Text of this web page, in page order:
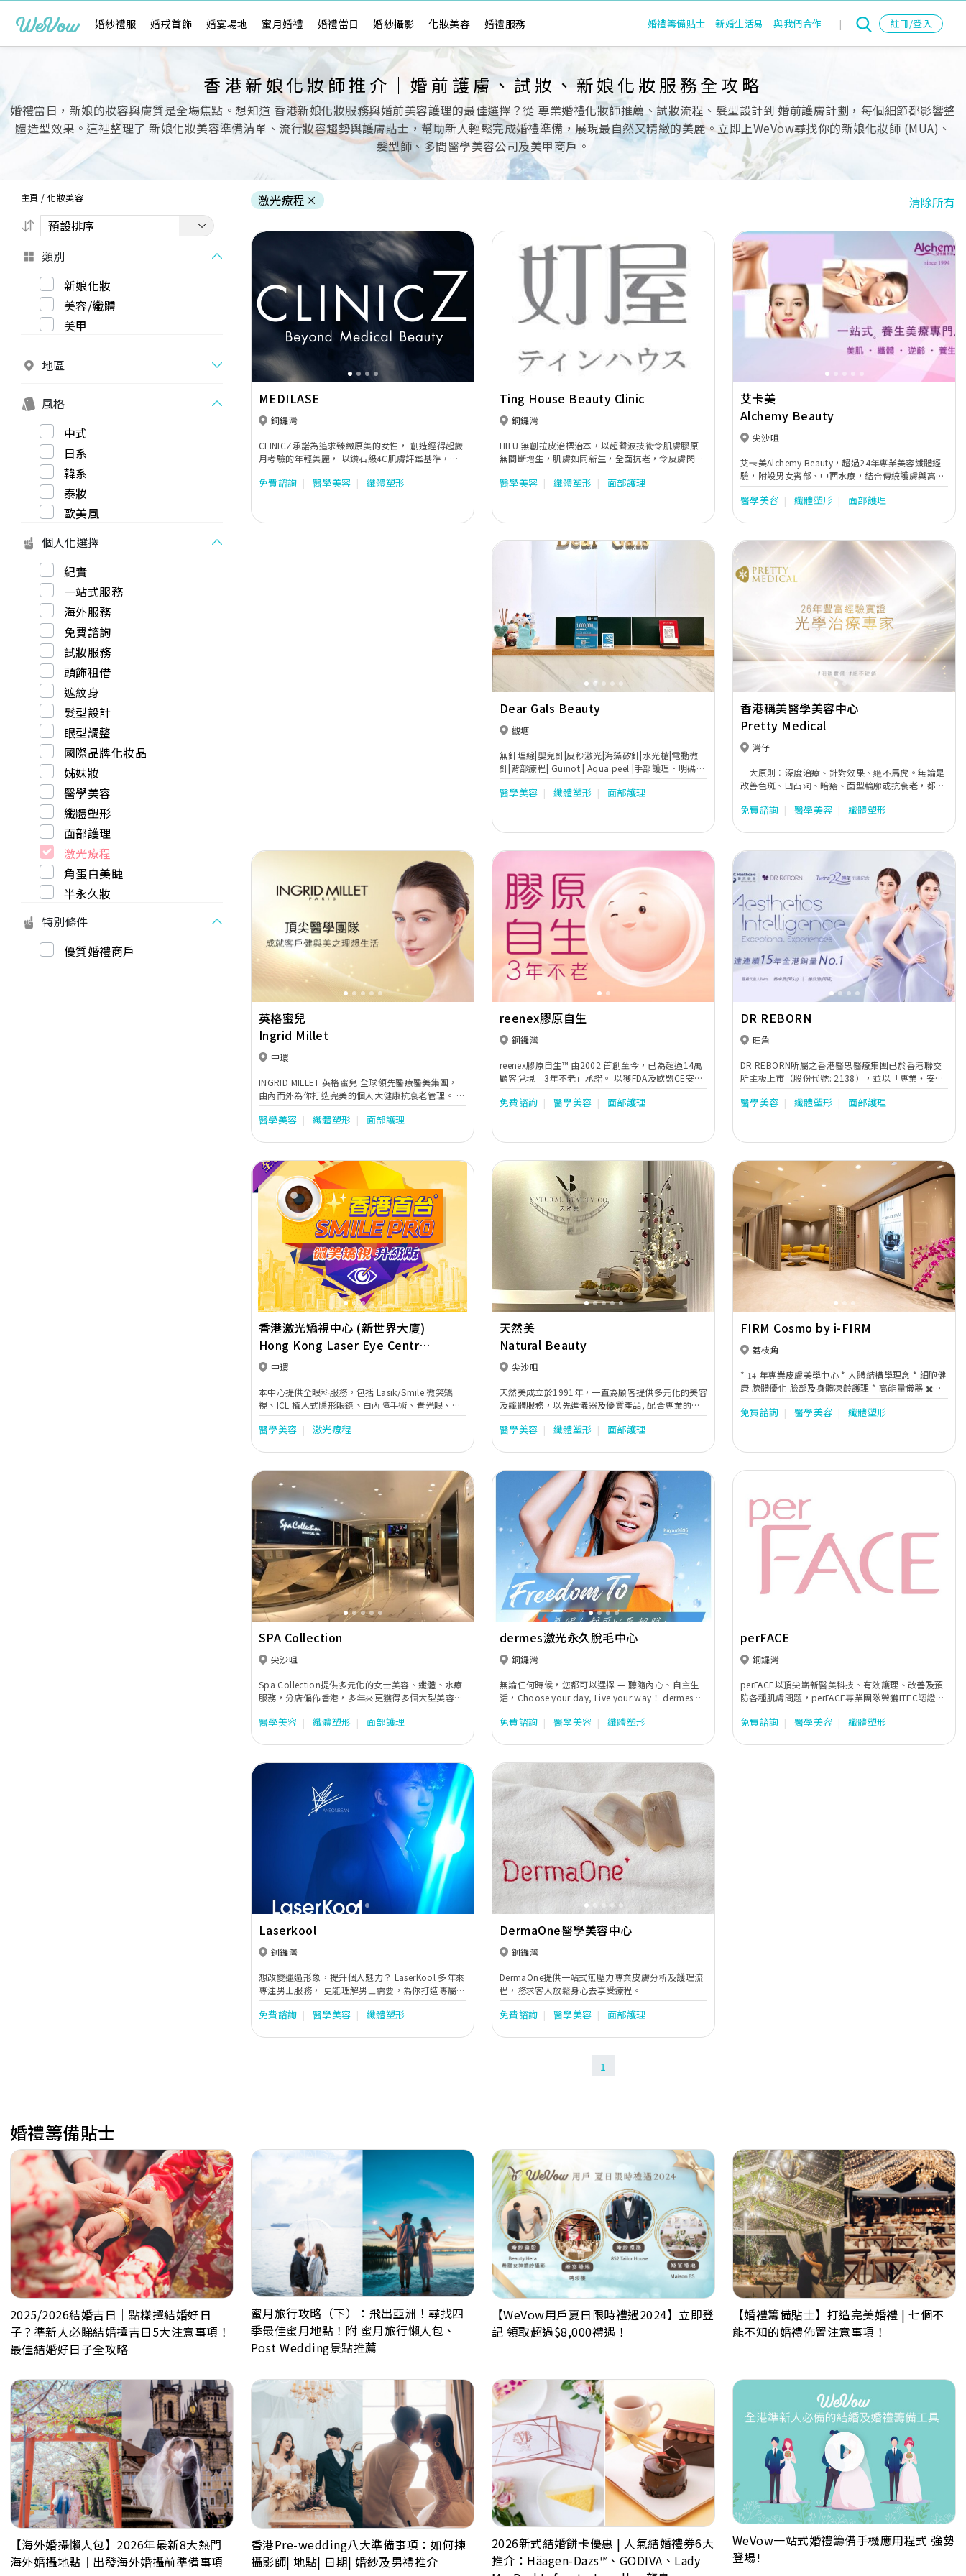
婚紗禮服 婚戒首飾 婚宴場地 蜜月婚禮 婚禮當日 婚紗攝影 化妝美容 婚禮服務 婚禮籌備貼士 新婚生活易 與我們合作 | 註冊/登入
香港新娘化妝師推介｜婚前護膚、試妝、新娘化妝服務全攻略
婚禮當日，新娘的妝容與膚質是全場焦點。想知道 香港新娘化妝服務與婚前美容護理的最佳選擇？從 專業婚禮化妝師推薦、試妝流程、髮型設計到 婚前護膚計劃，每個細節都影響整
體造型效果。這裡整理了 新娘化妝美容準備清單、流行妝容趨勢與護膚貼士，幫助新人輕鬆完成婚禮準備，展現最自然又精緻的美麗。立即上WeVow尋找你的新娘化妝師 (MUA)、
髮型師、多間醫學美容公司及美甲商戶。
主頁 /化妝美容
類別
新娘化妝
美容/纖體
美甲
地區
風格
中式
日系
韓系
泰妝
歐美風
個人化選擇
紀實
一站式服務
海外服務
免費諮詢
試妝服務
頭飾租借
遮紋身
髮型設計
眼型調整
國際品牌化妝品
姊妹妝
醫學美容
纖體塑形
面部護理
激光療程
角蛋白美睫
半永久妝
特別條件
優質婚禮商戶
激光療程 × 清除所有
Previous Next
MEDILASE
銅鑼灣
CLINICZ承諾為追求臻緻原美的女性， 創造經得起歲
月考驗的年輕美麗， 以鑽石級4C肌膚評鑑基準，重
新定義肌膚年輕， 讓女性閃耀自身光芒，造就與眾不
同。 皇牌水原共生療程以獨有科技，賦活肌膚再生力
界最高標準，承諾安全高效！
免費諮詢 醫學美容 纖體塑形
Previous
Ting House Beauty Clinic
銅鑼灣
HIFU 無創拉皮治標治本，以超聲波技術令肌膚膠原
無間斷增生，肌膚如同新生，全面抗老，令皮膚閃亮
動人，光彩奪目。
醫學美容 纖體塑形 面部護理
Previous Next
艾卡美
Alchemy Beauty
尖沙咀
艾卡美Alchemy Beauty，超過24年專業美容纖體經
驗，附設男女賓部、中西水療，結合傳統護膚與高科
技儀器的健康美療，提供一站式健康、美容、纖體、
養生、美甲等服務，為您締造永恆的美!
醫學美容 纖體塑形 面部護理
Previous Next
Dear Gals Beauty
觀塘
無針埋線|嬰兒針|皮秒激光|海藻矽針|水光槍|電動微
針|背部療程| Guinot | Aqua peel |手部護理．明碼實
價 接受單次消費 絕不硬銷
醫學美容 纖體塑形 面部護理
Previous Next
香港稱美醫學美容中心
Pretty Medical
灣仔
三大原則︰深度治療、針對效果、絶不馬虎。無論是
改善色斑、凹凸洞、暗瘡、面型輪廓或抗衰老，都堅
持一絲不苟的貼心治療，成為真正的醫美專家。
免費諮詢 醫學美容 纖體塑形
Previous Next
英格蜜兒
Ingrid Millet
中環
INGRID MILLET 英格蜜兒 全球領先醫療醫美集團，
由內而外為你打造完美的個人大健康抗衰老管理。 由
專業醫生及經嚴格培訓之醫學團隊提供一站式頂尖大
健康抗衰老管理，包括大健康管理及醫美服務如微整
NO.1 *，為客戶度身訂造最有效的醫療醫美方案，重
塑健康年輕，綻放自信美麗。
醫學美容 纖體塑形 面部護理
Previous Next
reenex膠原自生
銅鑼灣
reenex膠原自生™ 由2002 首創至今，已為超過14萬
顧客兌現「3年不老」承諾。 以獲FDA及歐盟CE安全
及功效認證的1540光波，深入500微米膠原層，叫醒
膠原母體生膠原BB，幫你提升肌膚彈性，收細毛孔，
立於1997年，憑藉對醫學美容技術的深厚基礎，為全
免費諮詢 醫學美容 面部護理
Previous Next
DR REBORN
旺角
DR REBORN所屬之香港醫思醫療集團已於香港聯交
所主板上市（股份代號: 2138），並以「專業・安
全・有效」見稱，本著5大核心價值：「將心比
心」、「信守承諾」、「安全至上」、「專業有效」
供最優質服務，致力成為一間具國際級水準的多元化
親身見證醫療及美容療程威力: 「BOTOX V面及纖腿
療程」的鍾欣潼（阿嬌）。
醫學美容 纖體塑形 面部護理
Previous
香港激光矯視中心 (新世界大廈)
Hong Kong Laser Eye Centre
(New World Tower)
中環
本中心提供全眼科服務，包括 Lasik/Smile 微笑矯
視、ICL 植入式隱形眼鏡、白內障手術、青光眼、黃
斑病變、視網膜脫落、兒童近視控制等。
醫學美容 激光療程
Previous
天然美
Natural Beauty
尖沙咀
天然美成立於1991年，一直為顧客提供多元化的美容
及纖體服務，以先進儀器及優質產品, 配合專業的技
術，全面照顧每一位顧客的需要 。
醫學美容 纖體塑形 面部護理
Previous Next
FIRM Cosmo by i-FIRM
荔枝角
* 𝟏𝟒 年專業皮膚美學中心 * 人體結構學理念 * 細胞健
康 腺體優化 臉部及身體凍齡護理 * 高能量儀器 ✖️美
國優質科研產品 * 1+1「醫美協同」高效皮膚護理 *
頭療育髮護理 * 𝟓 感體驗
免費諮詢 醫學美容 纖體塑形
Previous Next
SPA Collection
尖沙咀
Spa Collection提供多元化的女士美容、纖體、水療
服務，分店偏佈香港，多年來更獲得多個大型美容獎
項，深得各界及客戶支持！更將醫學美容及生活美容
融合，先後開設3間Medical Spa旗艦店，為客人帶黎
醫學美容 纖體塑形 面部護理
Previous
dermes激光永久脫毛中心
銅鑼灣
無論任何時候，您都可以選擇 — 聽隨內心、自主生
活，Choose your day, Live your way！ dermes，
幫您踏出超脫第一步； 全新升級激光脫毛技術，6次
療程， 脫現永久效果**。 自由自在，盡情Live it
免費諮詢 醫學美容 纖體塑形
Previous
perFACE
銅鑼灣
perFACE以頂尖嶄新醫美科技、有效護理、改善及預
防各種肌膚問題，perFACE專業團隊榮獲ITEC認證，
將客人的肌膚提升至最佳健康狀態。 現今女性對生活
態度的要求不斷提升，務求要由內至外都散發出最優
概念藍本，以科學原理令肌膚停留係最美好狀態，配
免費諮詢 醫學美容 纖體塑形
Next
Laserkool
銅鑼灣
想改變邋遢形象，提升個人魅力？ LaserKool 多年來
專注男士服務， 更能理解男士需要，為你打造專屬療
程。
免費諮詢 醫學美容 纖體塑形
Previous Next
DermaOne醫學美容中心
銅鑼灣
DermaOne提供一站式無壓力專業皮膚分析及護理流
程，務求客人放鬆身心去享受療程。
免費諮詢 醫學美容 面部護理
1
婚禮籌備貼士
2025/2026結婚吉日｜點樣擇結婚好日
子？準新人必睇結婚擇吉日5大注意事項！
最佳結婚好日子全攻略
蜜月旅行攻略（下）：飛出亞洲！尋找四
季最佳蜜月地點！附 蜜月旅行懶人包、
Post Wedding景點推薦
【WeVow用戶夏日限時禮遇2024】立即登
記 領取超過$8,000禮遇！
【婚禮籌備貼士】打造完美婚禮 | 七個不
能不知的婚禮佈置注意事項！
【海外婚攝懶人包】2026年最新8大熱門
海外婚攝地點｜出發海外婚攝前準備事項
香港Pre-wedding八大準備事項：如何揀
攝影師| 地點| 日期| 婚紗及男禮推介
2026新式結婚餅卡優惠 | 人氣結婚禮券6大
推介：Häagen-Dazs™、GODIVA、Lady
WeVow一站式婚禮籌備手機應用程式 強勢
登場!